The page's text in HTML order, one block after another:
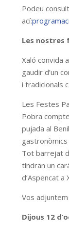
Podeu
ací:
Les nostres
Xaló convida
gaudir d’un
i tradicionals
Les Festes
Pobra
pujada al
Tot barrejat
tindran un
d’Aspencat a
Vos
Dijous 12